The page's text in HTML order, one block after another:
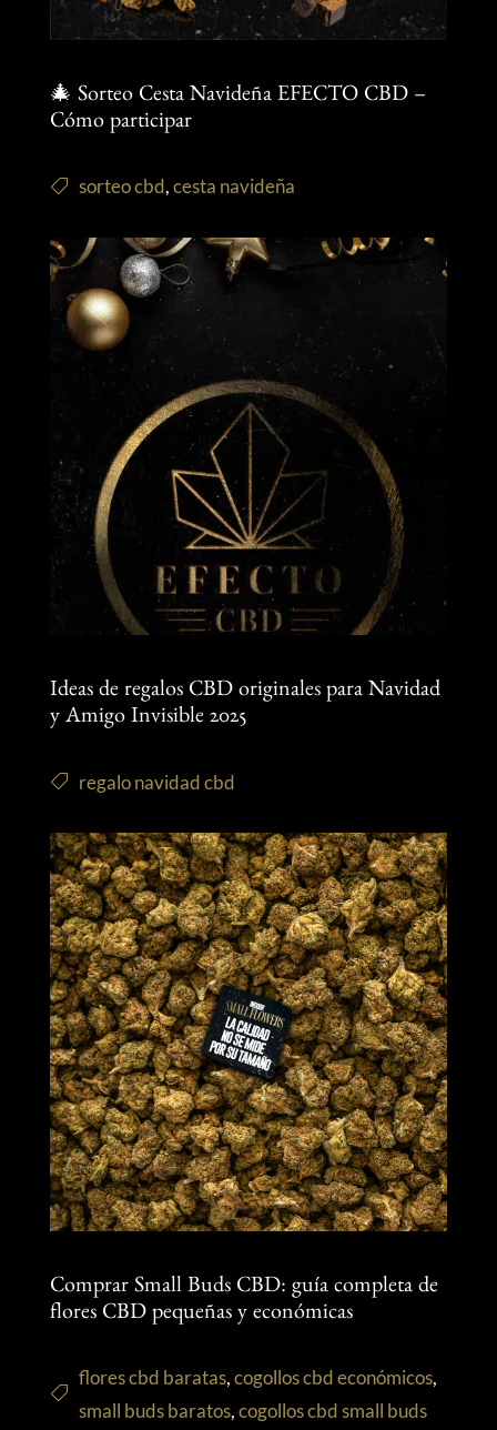
🎄 Sorteo Cesta Navideña EFECTO CBD –
Cómo participar
sorteo cbd,cesta navideña
Ideas de regalos CBD originales para Navidad
y Amigo Invisible 2025
regalo navidad cbd
Comprar Small Buds CBD: guía completa de
flores CBD pequeñas y económicas
flores cbd baratas,cogollos cbd económicos,
small buds baratos,cogollos cbd small buds